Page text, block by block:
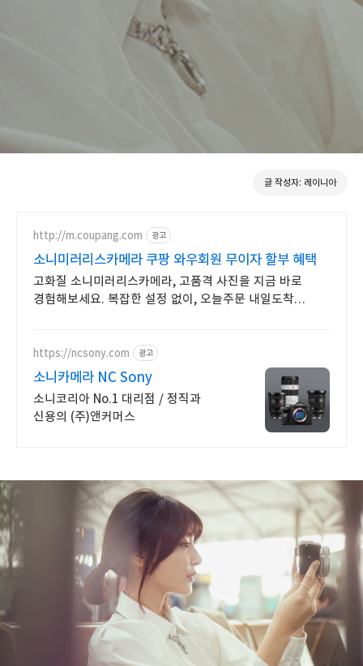
글 작성자: 레이니아
http://m.coupang.com 광고
소니미러리스카메라 쿠팡 와우회원 무이자 할부 혜택
고화질 소니미러리스카메라, 고품격 사진을 지금 바로
경험해보세요. 복잡한 설정 없이, 오늘주문 내일도착
https://ncsony.com 광고
소니카메라 NC Sony
소니코리아 No.1 대리점 / 정직과
신용의 (주)앤커머스